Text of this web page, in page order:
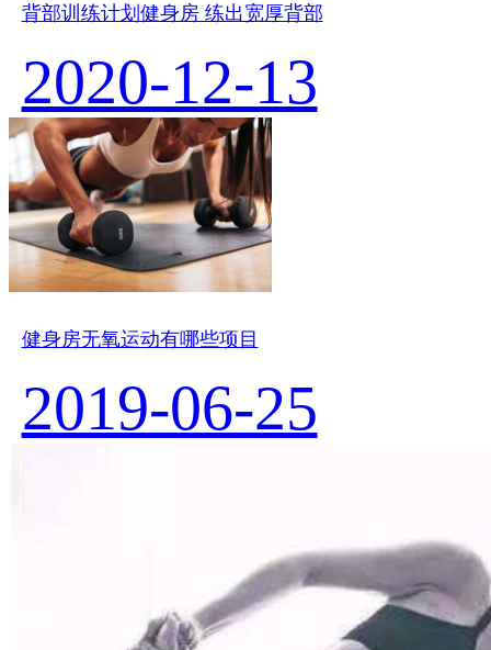
背部训练计划健身房 练出宽厚背部
2020-12-13
健身房无氧运动有哪些项目
2019-06-25